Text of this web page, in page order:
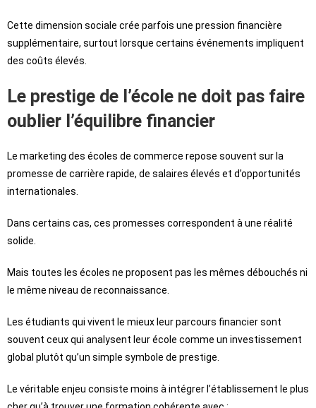
Cette dimension sociale crée parfois une pression financière
supplémentaire, surtout lorsque certains événements impliquent
des coûts élevés.
Le prestige de l’école ne doit pas faire
oublier l’équilibre financier
Le marketing des écoles de commerce repose souvent sur la
promesse de carrière rapide, de salaires élevés et d’opportunités
internationales.
Dans certains cas, ces promesses correspondent à une réalité
solide.
Mais toutes les écoles ne proposent pas les mêmes débouchés ni
le même niveau de reconnaissance.
Les étudiants qui vivent le mieux leur parcours financier sont
souvent ceux qui analysent leur école comme un investissement
global plutôt qu’un simple symbole de prestige.
Le véritable enjeu consiste moins à intégrer l’établissement le plus